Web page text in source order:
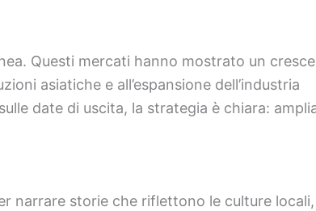
Questi mercati hanno mostrato un
asiatiche e all’espansione dell’industria
date di uscita, la strategia è chiara:
narrare storie che riflettono le culture locali,